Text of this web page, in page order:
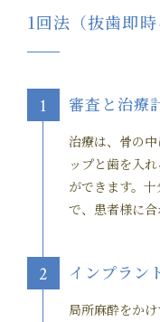
1回法（抜歯即
1 審査と治療
治療は、骨の
ップと歯を入
ができます。
で、患者様に合
2 インプラン
局所麻酔をか